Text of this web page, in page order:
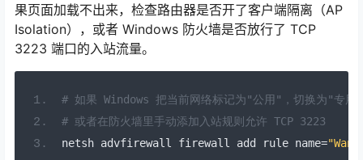
果页面加载不出来，检查路由器是否开了客户端隔离（AP
Isolation），或者 Windows 防火墙是否放行了 TCP
3223 端口的入站流量。
# 如果 Windows 把当前网络标记为"公用"，切换为"专用"
# 或者在防火墙里手动添加入站规则允许 TCP 3223
netsh advfirewall firewall add rule name=